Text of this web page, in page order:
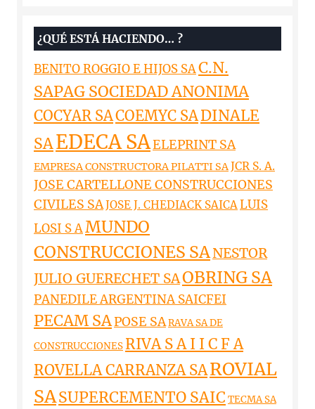
¿QUÉ ESTÁ HACIENDO… ?
BENITO ROGGIO E HIJOS SAC.N.
SAPAG SOCIEDAD ANONIMA
COCYAR SACOEMYC SADINALE
SAEDECA SAELEPRINT SA
EMPRESA CONSTRUCTORA PILATTI SAJCR S. A.
JOSE CARTELLONE CONSTRUCCIONES
CIVILES SAJOSE J. CHEDIACK SAICALUIS
LOSI S AMUNDO
CONSTRUCCIONES SANESTOR
JULIO GUERECHET SAOBRING SA
PANEDILE ARGENTINA SAICFEI
PECAM SAPOSE SARAVA SA DE
CONSTRUCCIONES RIVA S A I I C F A
ROVELLA CARRANZA SAROVIAL
SASUPERCEMENTO SAIC TECMA SA